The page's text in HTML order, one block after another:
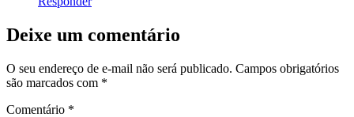
Deixe um comentário
O seu endereço de e-mail não será publicado. Campos obrigatórios
são marcados com *
Comentário *